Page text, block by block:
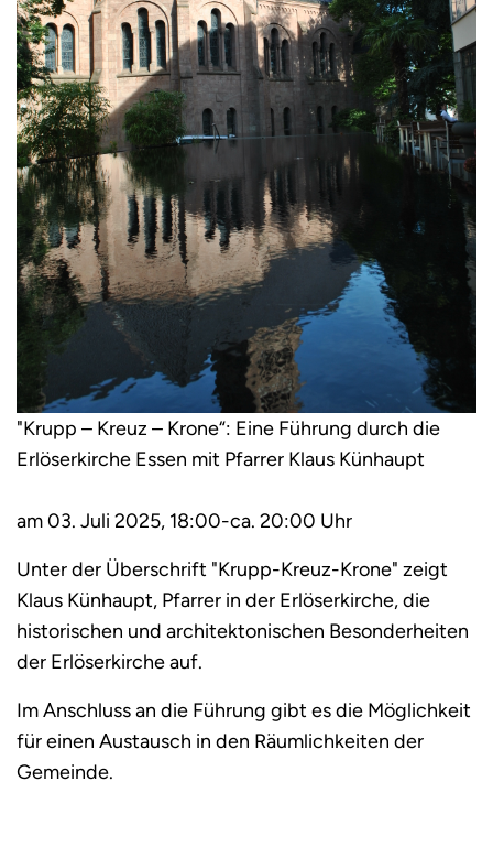
"Krupp – Kreuz – Krone“: Eine Führung durch die
Erlöserkirche Essen mit Pfarrer Klaus Künhaupt
am 03. Juli 2025, 18:00-ca. 20:00 Uhr
Unter der Überschrift "Krupp-Kreuz-Krone" zeigt
Klaus Künhaupt, Pfarrer in der Erlöserkirche, die
historischen und architektonischen Besonderheiten
der Erlöserkirche auf.
Im Anschluss an die Führung gibt es die Möglichkeit
für einen Austausch in den Räumlichkeiten der
Gemeinde.